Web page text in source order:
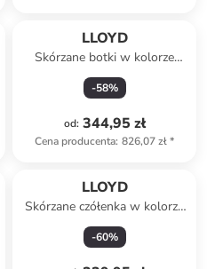
LLOYD
Skórzane botki w kolorze
jasnobrązowym
-58%
od: 344,95 zł
Cena producenta: 826,07 zł*
LLOYD
Skórzane czółenka w kolorze
czarnym
-60%